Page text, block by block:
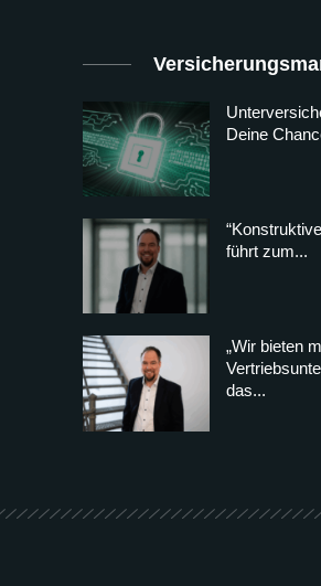
Deine
führt zum...
„Wir bieten
das...